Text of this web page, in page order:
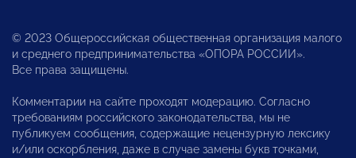
© 2023 Общероссийская общественная организация малого
и среднего предпринимательства «ОПОРА РОССИИ».
Все права защищены.
Комментарии на сайте проходят модерацию. Согласно
требованиям российского законодательства, мы не
публикуем сообщения, содержащие нецензурную лексику
и/или оскорбления, даже в случае замены букв точками,